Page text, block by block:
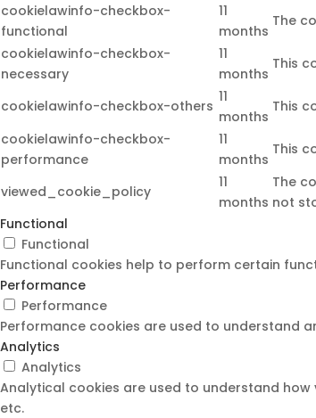
cookielawinfo-checkbox-
functional
11
months
The
cookielawinfo-checkbox-
necessary
11
months
This
cookielawinfo-checkbox-others
11
months
This
cookielawinfo-checkbox-
performance
11
months
This
viewed_cookie_policy
11
months
The
not
Functional
Functional
Functional cookies help to perform certain
Performance
Performance
Performance cookies are used to understand
Analytics
Analytics
Analytical cookies are used to understand
etc.